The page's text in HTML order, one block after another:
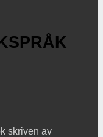
skriven av